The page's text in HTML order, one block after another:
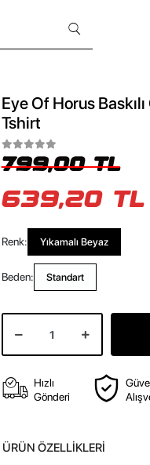
Eye Of Horus
Tshirt
799,00 TL
639,20 TL
Renk: Yıkamalı Beyaz
Beden: Standart
Hızlı
Gönderi
ÜRÜN ÖZELLİKLERİ